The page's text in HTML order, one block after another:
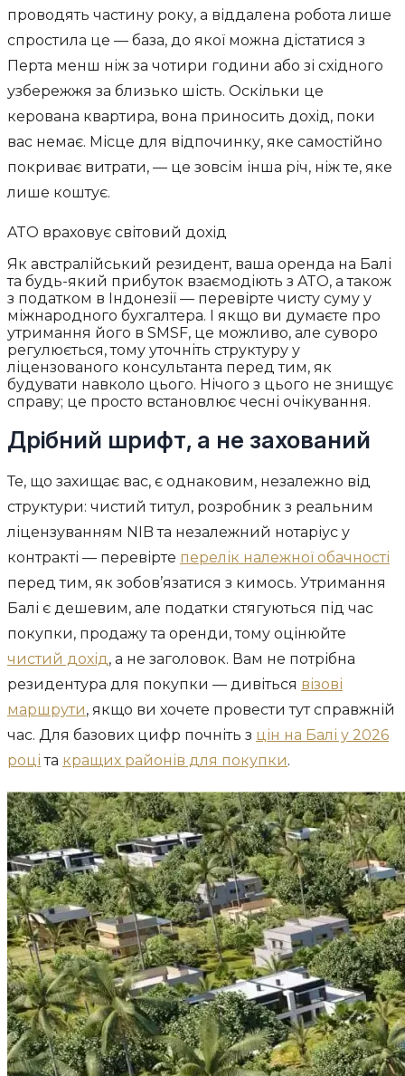
проводять частину року, а віддалена робота лише
спростила це — база, до якої можна дістатися з
Перта менш ніж за чотири години або зі східного
узбережжя за близько шість. Оскільки це
керована квартира, вона приносить дохід, поки
вас немає. Місце для відпочинку, яке самостійно
покриває витрати, — це зовсім інша річ, ніж те, яке
лише коштує.
ATO враховує світовий дохід
Як австралійський резидент, ваша оренда на Балі
та будь-який прибуток взаємодіють з ATO, а також
з податком в Індонезії — перевірте чисту суму у
міжнародного бухгалтера. І якщо ви думаєте про
утримання його в SMSF, це можливо, але суворо
регулюється, тому уточніть структуру у
ліцензованого консультанта перед тим, як
будувати навколо цього. Нічого з цього не знищує
справу; це просто встановлює чесні очікування.
Дрібний шрифт, а не захований
Те, що захищає вас, є однаковим, незалежно від
структури: чистий титул, розробник з реальним
ліцензуванням NIB та незалежний нотаріус у
контракті — перевірте перелік належної обачності
перед тим, як зобов’язатися з кимось. Утримання
Балі є дешевим, але податки стягуються під час
покупки, продажу та оренди, тому оцінюйте
чистий дохід, а не заголовок. Вам не потрібна
резидентура для покупки — дивіться візові
маршрути, якщо ви хочете провести тут справжній
час. Для базових цифр почніть з цін на Балі у 2026
році та кращих районів для покупки.